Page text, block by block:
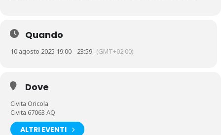
Quando
10 agosto 2025 19:00 - 23:59 (GMT+02:00)
Dove
Civita Oricola
Civita 67063 AQ
ALTRI EVENTI